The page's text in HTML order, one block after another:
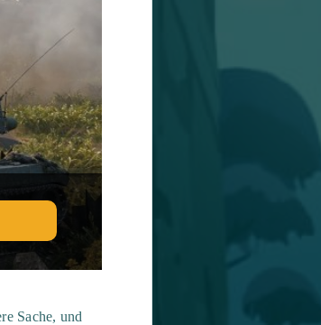
Sache, und